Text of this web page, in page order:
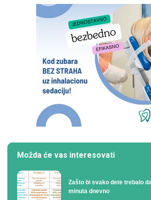
Možda će vas interesovati
Zašto bi svako dete trebalo
minuta dnevno